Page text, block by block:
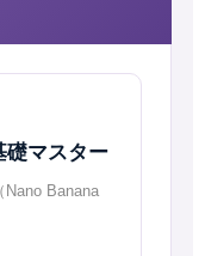
礎マスター
Nano Banana